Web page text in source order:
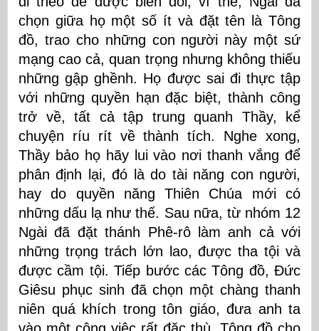
chọn giữa họ một số ít và đặt tên là Tông
đồ, trao cho những con người này một sứ
mạng cao cả, quan trọng nhưng không thiếu
những gập ghềnh. Họ được sai đi thực tập
với những quyền hạn đặc biệt, thành công
trở về, tất cả tập trung quanh Thầy, kể
chuyện ríu rít về thành tích. Nghe xong,
Thầy bảo họ hãy lui vào nơi thanh vắng để
phân định lại, đó là do tài năng con người,
hay do quyền năng Thiên Chúa mới có
những dấu lạ như thế. Sau nữa, từ nhóm 12
Ngài đã đặt thánh Phê-rô làm anh cả với
những trọng trách lớn lao, được tha tội và
được cầm tội. Tiếp bước các Tông đồ, Đức
Giêsu phục sinh đã chọn một chàng thanh
niên quá khích trong tôn giáo, đưa anh ta